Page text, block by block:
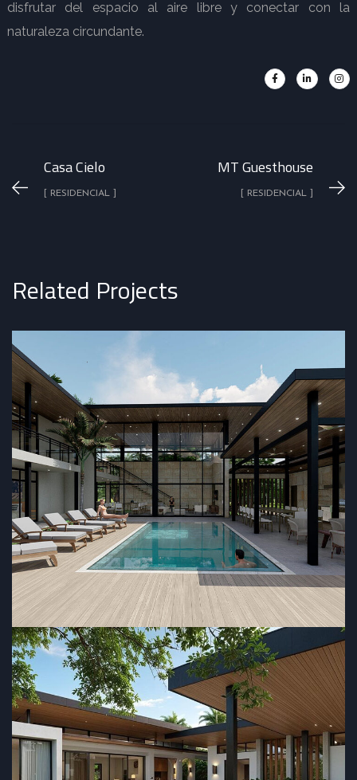
disfrutar del espacio al aire libre y conectar con la
naturaleza circundante.
Casa Cielo
[ RESIDENCIAL ]
MT Guesthouse
[ RESIDENCIAL ]
Related Projects
Residencia Currie
RESIDENCIAL
Casa Jacalito